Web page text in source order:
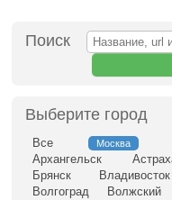
Поиск
Выберите город
Все Москва
Архангельск
Брянск
Владивосток
Волгоград
Волжский